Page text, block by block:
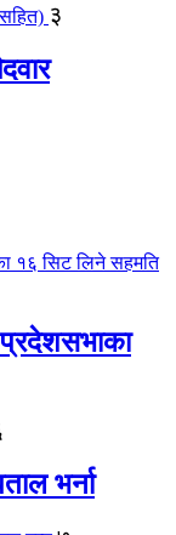
३
भर्ना